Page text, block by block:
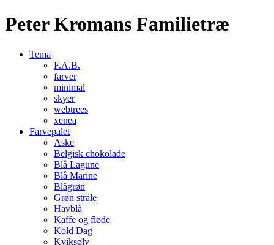
Peter Kromans Familietræ
Tema
F.A.B.
farver
minimal
skyer
webtrees
xenea
Farvepalet
Aske
Belgisk chokolade
Blå Lagune
Blå Marine
Blågrøn
Grøn stråle
Havblå
Kaffe og fløde
Kold Dag
Kviksølv